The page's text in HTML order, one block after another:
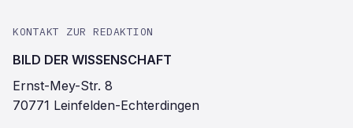
KONTAKT ZUR REDAKTION
BILD DER WISSENSCHAFT
Ernst-Mey-Str. 8
70771 Leinfelden-Echterdingen